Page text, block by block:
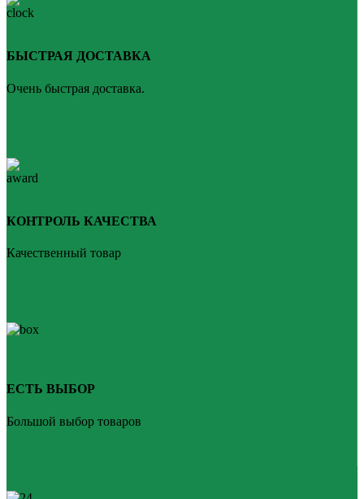
БЫСТРАЯ ДОСТАВКА
Очень быстрая доставка.
КОНТРОЛЬ КАЧЕСТВА
Качественный товар
ЕСТЬ ВЫБОР
Большой выбор товаров